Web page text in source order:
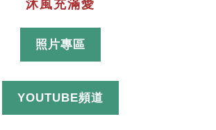
沐風充滿愛
照片專區
YOUTUBE頻道